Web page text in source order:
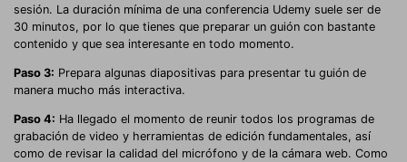
sesión. La duración mínima de una conferencia Udemy suele ser de
30 minutos, por lo que tienes que preparar un guión con bastante
contenido y que sea interesante en todo momento.
Paso 3: Prepara algunas diapositivas para presentar tu guión de
manera mucho más interactiva.
Paso 4: Ha llegado el momento de reunir todos los programas de
grabación de video y herramientas de edición fundamentales, así
como de revisar la calidad del micrófono y de la cámara web. Como